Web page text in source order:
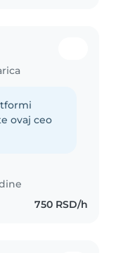
ovaj ceo
750 RSD/h